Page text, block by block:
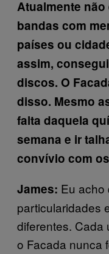
Atualmente
bandas com
países ou
assim,
discos. O
disso. Mesmo
falta daquela
semana e ir
convívio com
James: Eu acho
particularidades
diferentes. Cada
o Facada nunca